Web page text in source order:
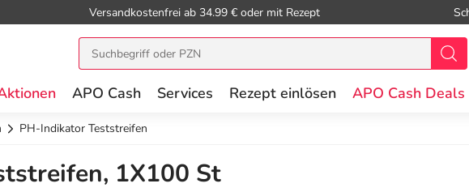
Versandkostenfrei ab 34.99 € oder mit Rezept
APO Cash Services Rezept einlösen APO Cash Deals
PH-Indikator Teststreifen
1X100 St